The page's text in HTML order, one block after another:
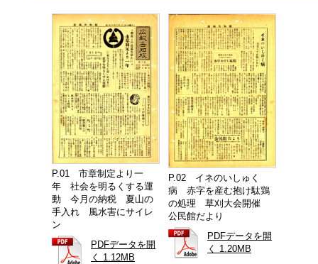
P.01 市章制定より一
年 社会を明るくする運
動 今月の納税 夏山の
手入れ 風水害にサイレ
ン
PDFデータを開
く 1.12MB
P.02 イネのいしゅく
病 赤字を産む抱け駄鶏
の処理 草刈大会開催
公民館だより
PDFデータを開
く 1.20MB